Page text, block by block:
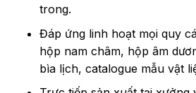
trong.
Đáp ứng linh hoạt mọi quy
hộp nam châm, hộp âm
bìa lịch, catalogue mẫu vật